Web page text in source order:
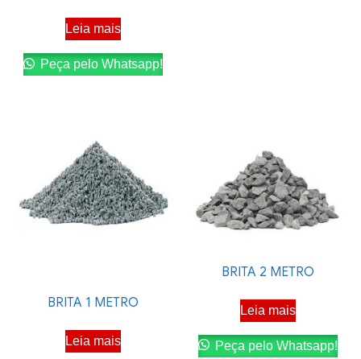
Leia mais
Peça pelo Whatsapp!
BRITA 1 METRO
Leia mais
BRITA 2 METRO
Leia mais
Peça pelo Whatsapp!